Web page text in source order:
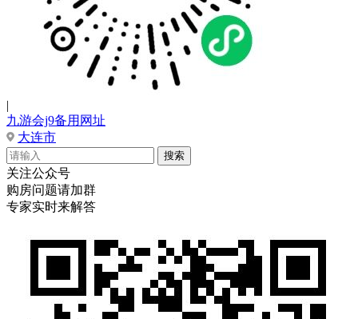
|
九游会j9备用网址
大连市
关注公众号
购房问题请加群
专家实时来解答